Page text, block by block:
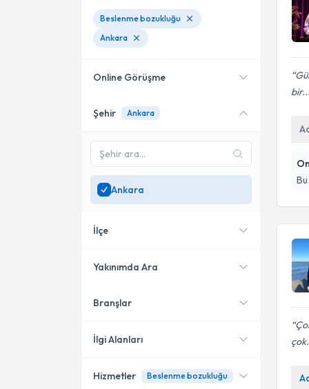
bir...
Beslenme bozukluğu
Ankara
Online Görüşme
Online danışmanlık sunan
SadeceAnkara
uzman ara
Şehir Ankara
Ankara
İlçe
Çankaya
Yenimahalle
Yakınımda Ara
Konumuma yakın uzmanları
Branşlar
Diyetisyen
İlgi Alanları
Hizmetler Beslenme bozukluğu